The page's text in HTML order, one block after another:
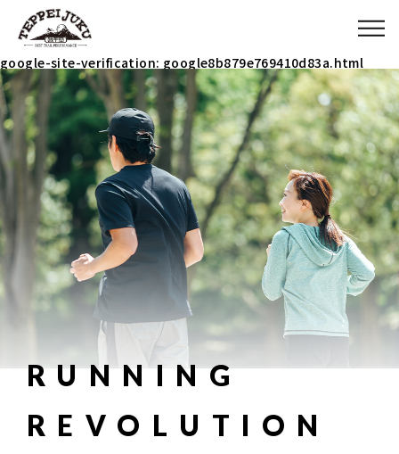
google-site-verification: google8b879e769410d83a.html
RUNNING
REVOLUTION
ABOUT
MENU
ITEM
COACH
BLOG
090-3031-5927
9：00～23：00 イベント時は除く(メールで連絡ください)
お問い合わせはこちら